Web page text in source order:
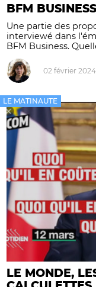
BFM
Une partie des
interviewé dans
BFM Business.
02 février 2024
LE MATINAUTE
LE MONDE,